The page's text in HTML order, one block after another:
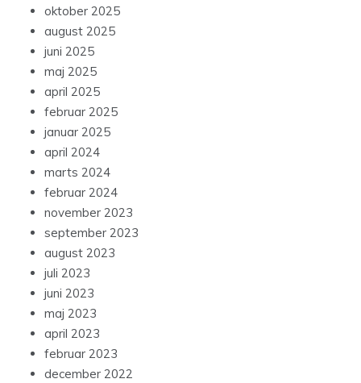
oktober 2025
august 2025
juni 2025
maj 2025
april 2025
februar 2025
januar 2025
april 2024
marts 2024
februar 2024
november 2023
september 2023
august 2023
juli 2023
juni 2023
maj 2023
april 2023
februar 2023
december 2022